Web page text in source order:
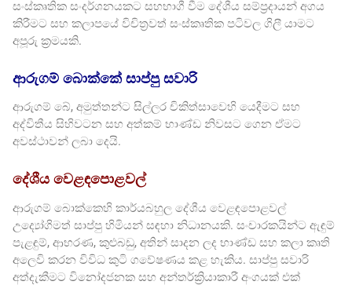
සංස්කෘතික සංදර්ශනයකට සහභාගී වීම දේශීය සම්ප්‍රදායන් අගය
කිරීමට සහ කලාපයේ විචිත්‍රවත් සංස්කෘතික පටිවල ගිලී යාමට
අපූරු ක්‍රමයකි.
ආරුගම් බොක්කේ සාප්පු සවාරි
ආරුගම් බේ, අමුත්තන්ට සිල්ලර චිකිත්සාවෙහි යෙදීමට සහ
අද්විතීය සිහිවටන සහ අත්කම් භාණ්ඩ නිවසට ගෙන ඒමට
අවස්ථාවන් ලබා දෙයි.
දේශීය වෙළඳපොළවල්
ආරුගම් බොක්කෙහි කාර්යබහුල දේශීය වෙළඳපොළවල්
උද්‍යෝගිමත් සාප්පු හිමියන් සඳහා නිධානයකි. සංචාරකයින්ට ඇඳුම්
පැළඳුම්, ආභරණ, කුළුබඩු, අතින් සාදන ලද භාණ්ඩ සහ කලා කෘති
අලෙවි කරන විවිධ කුටි ගවේෂණය කළ හැකිය. සාප්පු සවාරි
අත්දැකීමට විනෝදජනක සහ අන්තර්ක්‍රියාකාරී අංගයක් එක්